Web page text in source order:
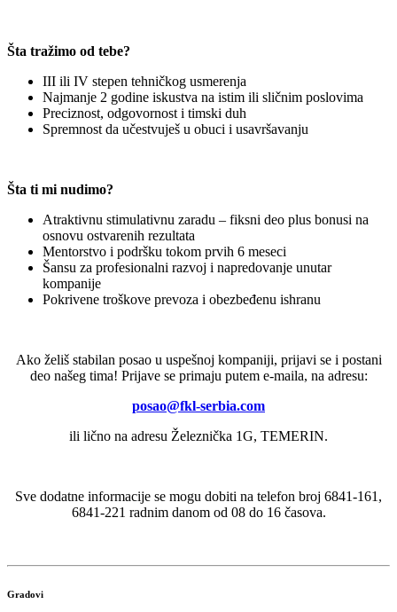
Šta tražimo od tebe?
III ili IV stepen tehničkog usmerenja
Najmanje 2 godine iskustva na istim ili sličnim poslovima
Preciznost, odgovornost i timski duh
Spremnost da učestvuješ u obuci i usavršavanju
Šta ti mi nudimo?
Atraktivnu stimulativnu zaradu – fiksni deo plus bonusi na
osnovu ostvarenih rezultata
Mentorstvo i podršku tokom prvih 6 meseci
Šansu za profesionalni razvoj i napredovanje unutar
kompanije
Pokrivene troškove prevoza i obezbeđenu ishranu
Ako želiš stabilan posao u uspešnoj kompaniji, prijavi se i postani
deo našeg tima! Prijave se primaju putem e-maila, na adresu:
posao@fkl-serbia.com
ili lično na adresu Železnička 1G, TEMERIN.
Sve dodatne informacije se mogu dobiti na telefon broj 6841-161,
6841-221 radnim danom od 08 do 16 časova.
Gradovi